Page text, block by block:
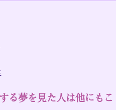
る夢を見た人は他にもこ